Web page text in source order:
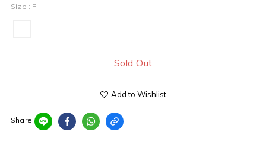
Size : F
Sold Out
Add to Wishlist
Share